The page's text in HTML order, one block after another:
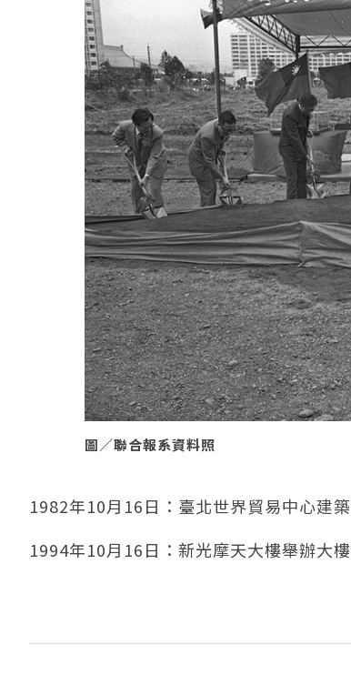
圖／聯合報系資料照
1982年10月16日：臺北世界貿易中心建
1994年10月16日：新光摩天大樓舉辦大